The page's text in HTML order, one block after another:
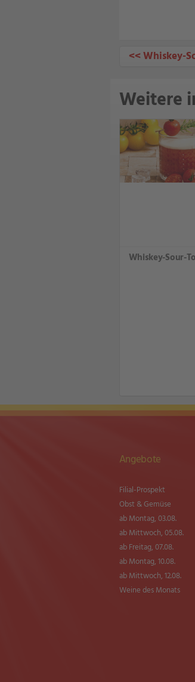
<< Whiskey-
Weitere
Whiskey-Sour-
Angebote
Filial-Prospekt
Obst & Gemüse
ab Montag, 03.08.
ab Mittwoch, 05.08.
ab Freitag, 07.08.
ab Montag, 10.08.
ab Mittwoch, 12.08.
Weine des Monats